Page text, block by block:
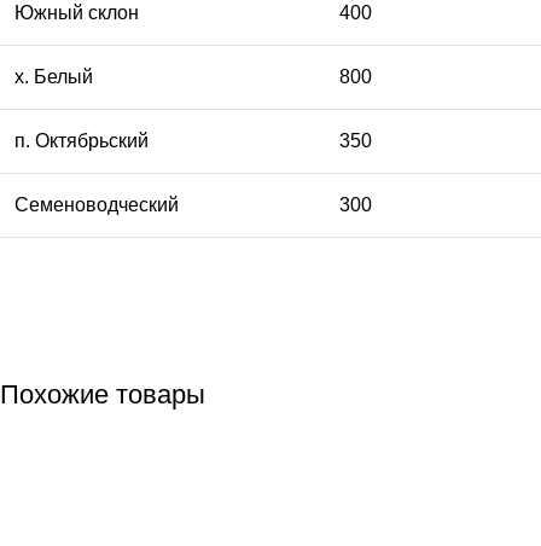
Южный склон 400
х. Белый 800
п. Октябрьский 350
Семеноводческий 300
Похожие товары